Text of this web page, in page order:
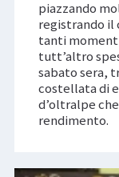
piazzando
registrando
tanti
tutt’altro
sabato sera,
costellata di
d’oltralpe
rendimento.